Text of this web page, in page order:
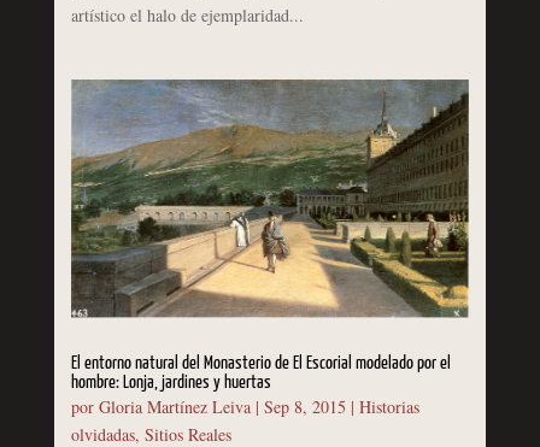
artístico el halo de ejemplaridad...
El entorno natural del Monasterio de El Escorial modelado por el
hombre: Lonja, jardines y huertas
por Gloria Martínez Leiva| Sep 8, 2015 | Historias
olvidadas, Sitios Reales